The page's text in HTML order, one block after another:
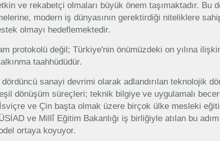
ve rekabetçi olmaları büyük önem taşımaktadır. Bu
modern iş dünyasının gerektirdiği niteliklere
olmayı hedeflemektedir.
protokolü değil; Türkiye'nin önümüzdeki on yılına
taahhüdüdür.
sanayi devrimi olarak adlandırılan teknolojik
dönüşüm süreçleri; teknik bilgiye ve uygulamalı
ve Çin başta olmak üzere birçok ülke mesleki
ve Millî Eğitim Bakanlığı iş birliğiyle atılan bu
ortaya koyuyor.